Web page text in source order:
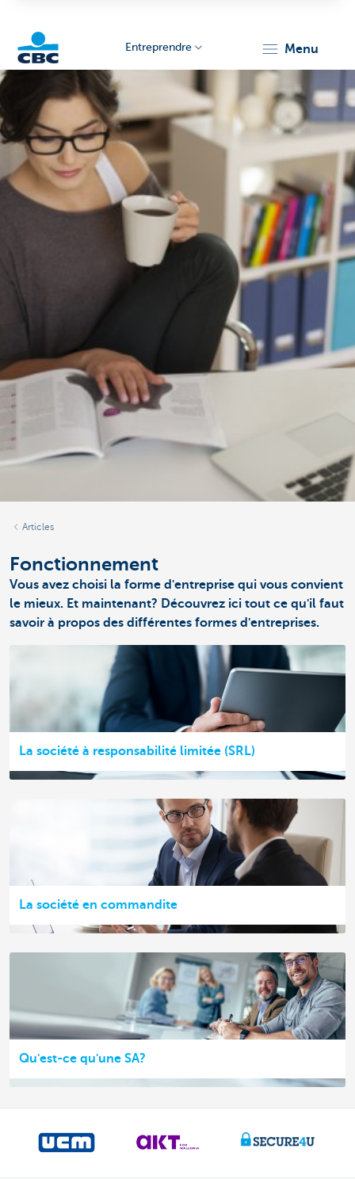
Entreprendre menu
Articles
Fonctionnement
Vous avez choisi la forme d'entreprise qui vous convient
le mieux. Et maintenant? Découvrez ici tout ce qu'il faut
savoir à propos des différentes formes d'entreprises.
La société à responsabilité limitée (SRL)
La société en commandite
Qu'est-ce qu'une SA?